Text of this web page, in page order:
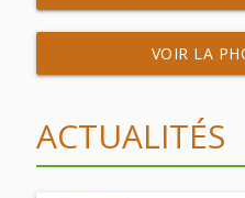
VOIR LA
ACTUALITÉS